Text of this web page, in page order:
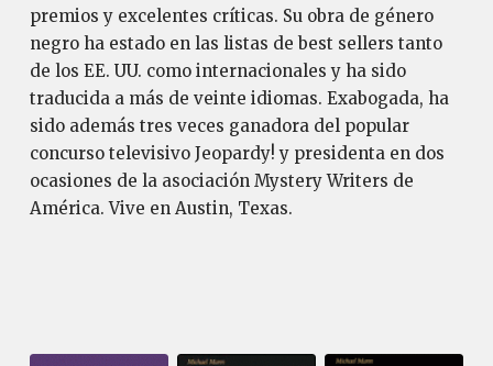
premios y excelentes críticas. Su obra de género
negro ha estado en las listas de best sellers tanto
de los EE. UU. como internacionales y ha sido
traducida a más de veinte idiomas. Exabogada, ha
sido además tres veces ganadora del popular
concurso televisivo Jeopardy! y presidenta en dos
ocasiones de la asociación Mystery Writers de
América. Vive en Austin, Texas.